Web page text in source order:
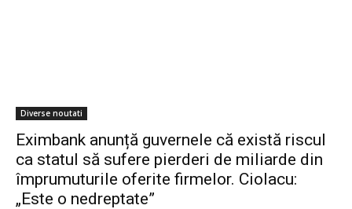
Diverse noutati
Eximbank anunță guvernele că există riscul
ca statul să sufere pierderi de miliarde din
împrumuturile oferite firmelor. Ciolacu:
„Este o nedreptate”